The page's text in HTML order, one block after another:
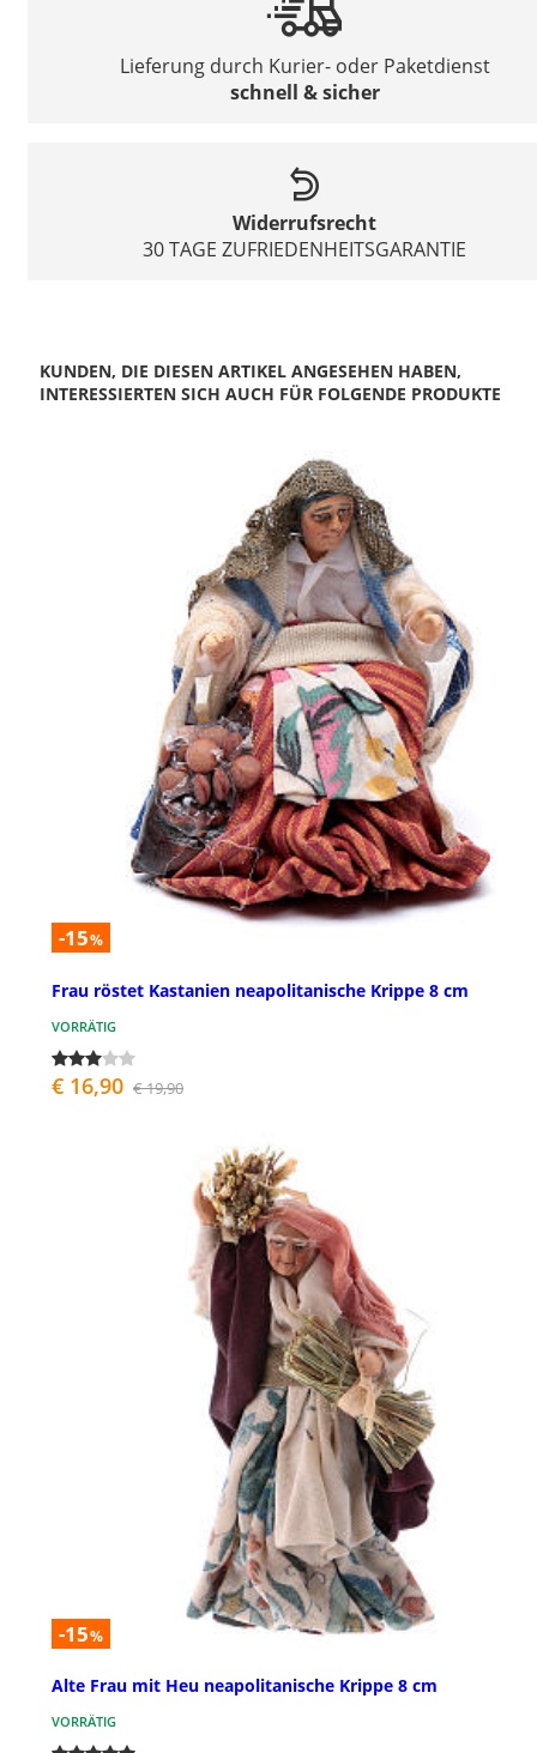
Lieferung durch Kurier- oder Paketdienst
schnell & sicher
Widerrufsrecht
30 TAGE ZUFRIEDENHEITSGARANTIE
KUNDEN, DIE DIESEN ARTIKEL ANGESEHEN HABEN,
INTERESSIERTEN SICH AUCH FÜR FOLGENDE PRODUKTE
-15%
Frau röstet Kastanien neapolitanische Krippe 8 cm
VORRÄTIG
€ 16,90 € 19,90
-15%
Alte Frau mit Heu neapolitanische Krippe 8 cm
VORRÄTIG